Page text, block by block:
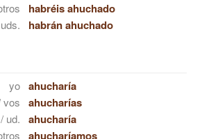
habréis ahuchado
habrán ahuchado
yo ahucharía
vos ahucharías
ud. ahucharía
ahucharíamos